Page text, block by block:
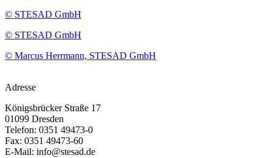
© STESAD GmbH
© STESAD GmbH
© Marcus Herrmann, STESAD GmbH
Adresse
Königsbrücker Straße 17
01099 Dresden
Telefon: 0351 49473-0
Fax: 0351 49473-60
E-Mail: info@stesad.de